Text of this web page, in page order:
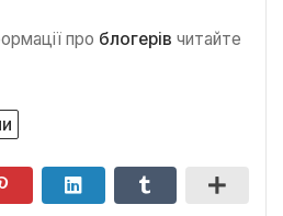
про блогерів читайте